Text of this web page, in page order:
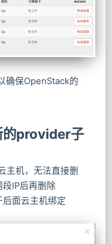
确保OpenStack的
的provider子
主机，无法直接删
IP后再删除
面云主机绑定